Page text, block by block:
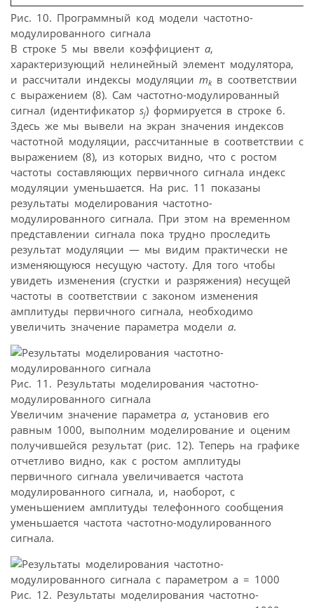
Рис. 10. Программный код модели частотно-
модулированного сигнала
В строке 5 мы ввели коэффициент а,
характеризующий нелинейный элемент модулятора,
и рассчитали индексы модуляции mkв соответствии
с выражением (8). Сам частотно-модулированный
сигнал (идентификатор sj) формируется в строке 6.
Здесь же мы вывели на экран значения индексов
частотной модуляции, рассчитанные в соответствии с
выражением (8), из которых видно, что с ростом
частоты составляющих первичного сигнала индекс
модуляции уменьшается. На рис. 11 показаны
результаты моделирования частотно-
модулированного сигнала. При этом на временном
представлении сигнала пока трудно проследить
результат модуляции — мы видим практически не
изменяющуюся несущую частоту. Для того чтобы
увидеть изменения (сгустки и разряжения) несущей
частоты в соответствии с законом изменения
амплитуды первичного сигнала, необходимо
увеличить значение параметра модели а.
Рис. 11. Результаты моделирования частотно-
модулированного сигнала
Увеличим значение параметра а, установив его
равным 1000, выполним моделирование и оценим
получившейся результат (рис. 12). Теперь на графике
отчетливо видно, как с ростом амплитуды
первичного сигнала увеличивается частота
модулированного сигнала, и, наоборот, с
уменьшением амплитуды телефонного сообщения
уменьшается частота частотно-модулированного
сигнала.
Рис. 12. Результаты моделирования частотно-